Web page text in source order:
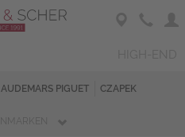
AUDEMARS PIGUET CZAPEK